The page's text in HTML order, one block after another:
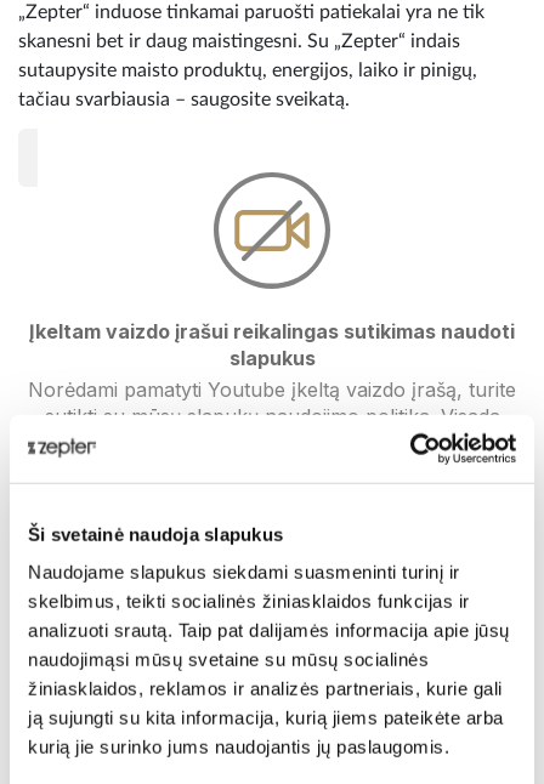
Ši svetainė naudoja slapukus
Naudojame slapukus siekdami suasmeninti turinį ir
skelbimus, teikti socialinės žiniasklaidos funkcijas ir
analizuoti srautą. Taip pat dalijamės informacija apie jūsų
naudojimąsi mūsų svetaine su mūsų socialinės
žiniasklaidos, reklamos ir analizės partneriais, kurie gali
ją sujungti su kita informacija, kurią jiems pateikėte arba
kurią jie surinko jums naudojantis jų paslaugomis.
„Zepter“ induose tinkamai paruošti patiekalai yra ne tik
skanesni bet ir daug maistingesni. Su „Zepter“ indais
sutaupysite maisto produktų, energijos, laiko ir pinigų,
tačiau svarbiausia – saugosite sveikatą.
Įkeltam vaizdo įrašui reikalingas sutikimas naudoti
slapukus
Norėdami pamatyti Youtube įkeltą vaizdo įrašą, turite
sutikti su mūsų slapukų naudojimo politika. Visada
galite žiūrėti vaizdo įrašą tiesiogiai YouTube naudodami
Paskelbta: 2019-12-17 15:20:43Zepter International
komentaru (-ais)
Su Zepter gyvenkyte sveikiau, gyvenkyte ilgiau!
Pasidalinti:
Jums taip pat gali patikti: